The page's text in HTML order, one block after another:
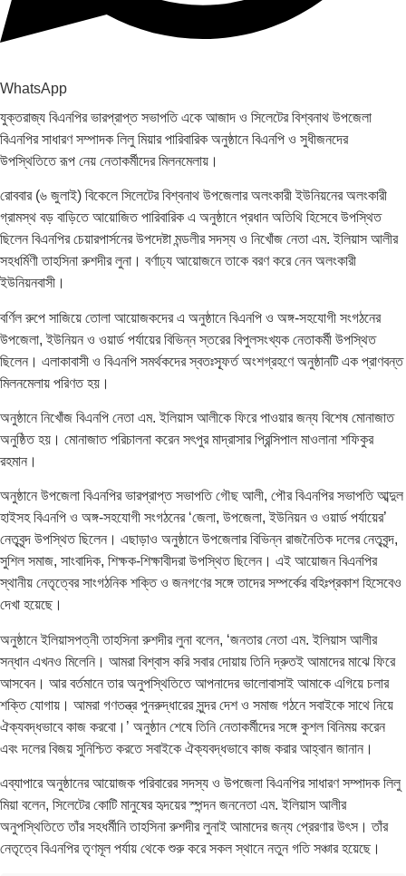
WhatsApp
যুক্তরাজ্য বিএনপির ভারপ্রাপ্ত সভাপতি একে আজাদ ও সিলেটের বিশ্বনাথ উপজেলা
বিএনপির সাধারণ সম্পাদক লিলু মিয়ার পারিবারিক অনুষ্ঠানে বিএনপি ও সুধীজনদের
উপস্থিতিতে রূপ নেয় নেতাকর্মীদের মিলনমেলায়।
রোববার (৬ জুলাই) বিকেলে সিলেটের বিশ্বনাথ উপজেলার অলংকারী ইউনিয়নের অলংকারী
গ্রামস্থ বড় বাড়িতে আয়োজিত পারিবারিক এ অনুষ্ঠানে প্রধান অতিথি হিসেবে উপস্থিত
ছিলেন বিএনপির চেয়ারপার্সনের উপদেষ্টা মন্ডলীর সদস্য ও নিখোঁজ নেতা এম. ইলিয়াস আলীর
সহধর্মিণী তাহসিনা রুশদীর লুনা। বর্ণাঢ্য আয়োজনে তাকে বরণ করে নেন অলংকারী
ইউনিয়নবাসী।
বর্ণিল রুপে সাজিয়ে তোলা আয়োজকদের এ অনুষ্ঠানে বিএনপি ও অঙ্গ-সহযোগী সংগঠনের
উপজেলা, ইউনিয়ন ও ওয়ার্ড পর্যায়ের বিভিন্ন স্তরের বিপুলসংখ্যক নেতাকর্মী উপস্থিত
ছিলেন। এলাকাবাসী ও বিএনপি সমর্থকদের স্বতঃস্ফূর্ত অংশগ্রহণে অনুষ্ঠানটি এক প্রাণবন্ত
মিলনমেলায় পরিণত হয়।
অনুষ্ঠানে নিখোঁজ বিএনপি নেতা এম. ইলিয়াস আলীকে ফিরে পাওয়ার জন্য বিশেষ মোনাজাত
অনুষ্ঠিত হয়। মোনাজাত পরিচালনা করেন সৎপুর মাদ্রাসার প্রিন্সিপাল মাওলানা শফিকুর
রহমান।
অনুষ্ঠানে উপজেলা বিএনপির ভারপ্রাপ্ত সভাপতি গৌছ আলী, পৌর বিএনপির সভাপতি আব্দুল
হাইসহ বিএনপি ও অঙ্গ-সহযোগী সংগঠনের ‘জেলা, উপজেলা, ইউনিয়ন ও ওয়ার্ড পর্যায়ের’
নেতৃবৃন্দ উপস্থিত ছিলেন। এছাড়াও অনুষ্ঠানে উপজেলার বিভিন্ন রাজনৈতিক দলের নেতৃবৃন্দ,
সুশিল সমাজ, সাংবাদিক, শিক্ষক-শিক্ষাবীদরা উপস্থিত ছিলেন। এই আয়োজন বিএনপির
স্থানীয় নেতৃত্বের সাংগঠনিক শক্তি ও জনগণের সঙ্গে তাদের সম্পর্কের বহিঃপ্রকাশ হিসেবেও
দেখা হয়েছে।
অনুষ্ঠানে ইলিয়াসপত্নী তাহসিনা রুশদীর লুনা বলেন, ‘জনতার নেতা এম. ইলিয়াস আলীর
সন্ধান এখনও মিলেনি। আমরা বিশ্বাস করি সবার দোয়ায় তিনি দ্রুতই আমাদের মাঝে ফিরে
আসবেন। আর বর্তমানে তার অনুপস্থিতিতে আপনাদের ভালোবাসাই আমাকে এগিয়ে চলার
শক্তি যোগায়। আমরা গণতন্ত্র পুনরুদ্ধারের সুন্দর দেশ ও সমাজ গঠনে সবাইকে সাথে নিয়ে
ঐক্যবদ্ধভাবে কাজ করবো।’ অনুষ্ঠান শেষে তিনি নেতাকর্মীদের সঙ্গে কুশল বিনিময় করেন
এবং দলের বিজয় সুনিশ্চিত করতে সবাইকে ঐক্যবদ্ধভাবে কাজ করার আহ্বান জানান।
এব্যাপারে অনুষ্ঠানের আয়োজক পরিবারের সদস্য ও উপজেলা বিএনপির সাধারণ সম্পাদক লিলু
মিয়া বলেন, সিলেটের কোটি মানুষের হৃদয়ের স্পন্দন জননেতা এম. ইলিয়াস আলীর
অনুপস্থিতিতে তাঁর সহধর্মীনি তাহসিনা রুশদীর লুনাই আমাদের জন্য প্রেরণার উৎস। তাঁর
নেতৃত্বে বিএনপির তৃণমূল পর্যায় থেকে শুরু করে সকল স্থানে নতুন গতি সঞ্চার হয়েছে।